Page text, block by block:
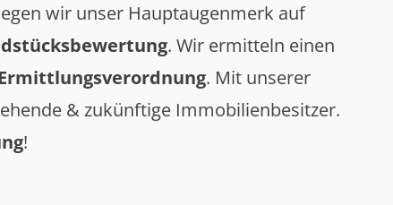
wir unser Hauptaugenmerk auf
. Wir ermitteln einen
. Mit unserer
& zukünftige Immobilienbesitzer.
!